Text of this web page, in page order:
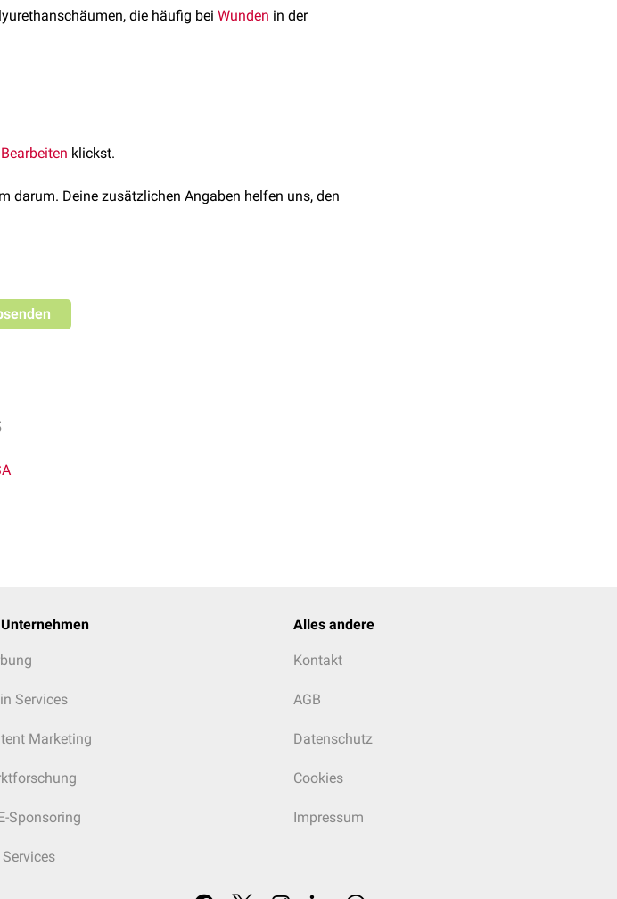
die häufig bei Wunden in der
geschaffen und das Wund
Bearbeiten klickst.
darum. Deine zusätzlichen Angaben helfen uns, den
Services
Marketing
Sponsoring
Alles andere
Kontakt
AGB
Datenschutz
Cookies
Impressum